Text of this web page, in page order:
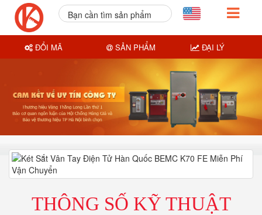
THÔNG SỐ KỸ THUẬT
Bạn cần tìm sản phẩm
ĐỔI MÃ SẢN PHẨM ĐẠI LÝ